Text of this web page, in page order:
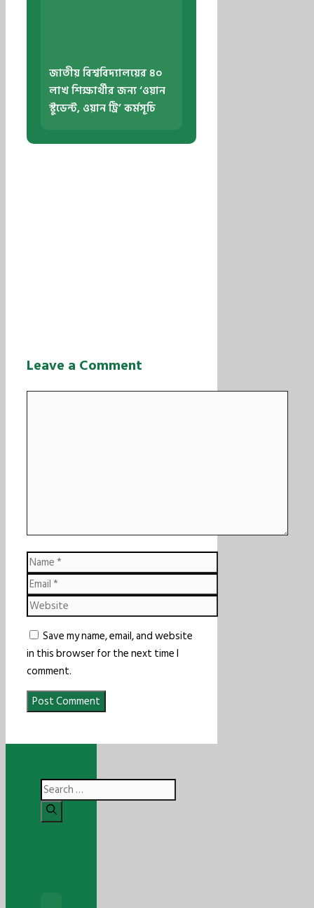
জাতীয় বিশ্ববিদ্যালয়ের ৪০
লাখ শিক্ষার্থীর জন্য ‘ওয়ান
স্টুডেন্ট, ওয়ান ট্রি’ কর্মসূচি
Leave a Comment
Name
Email
Website
Save my name, email, and website
in this browser for the next time I
comment.
Search
for: